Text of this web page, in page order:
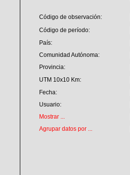
Código de observación:
Código de período:
País:
Comunidad Autónoma:
Provincia:
UTM 10x10 Km:
Fecha:
Usuario:
Mostrar ...
Agrupar datos por ...